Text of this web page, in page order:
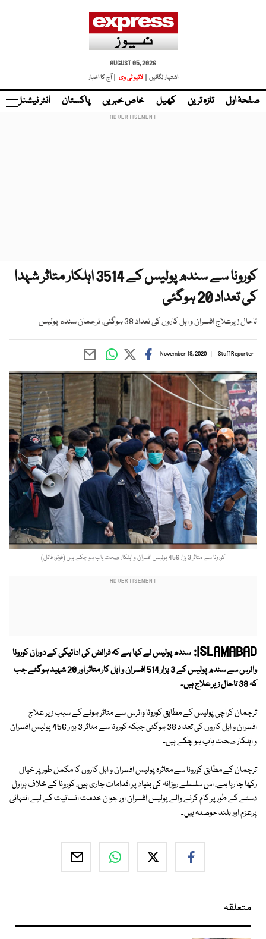
AUGUST 05, 2026
اشتہار لگائیں |
لائیو ٹی وی | آج کا اخبار
صفحۂ اول تازہ ترین کھیل خاص خبریں پاکستان انٹر نیشنل
کورونا سے سندھ پولیس کے 3514 اہلکار متاثر شہدا
کی تعداد 20 ہوگئی
تاحال زیرعلاج افسران و اہل کاروں کی تعداد 38 ہوگئی، ترجمان سندھ پولیس
Staff Reporter
November 19, 2020
کورونا سے متاثر 3 ہزار 456 پولیس افسران و اہلکار صحت یاب ہو چکے ہیں (فوٹو: فائل)
ISLAMABAD: سندھ پولیس نے کہا ہے کہ فرائض کی ادائیگی کے دوران کورونا
وائرس سے سندھ پولیس کے 3 ہزار 514 افسران و اہل کار متاثر اور 20 شہید ہوگئے جب
کہ 38 تاحال زیر علاج ہیں۔
ترجمان کراچی پولیس کے مطابق کورونا وائرس سے متاثر ہونے کے سبب زیر علاج
افسران و اہل کاروں کی تعداد 38 ہوگئی جبکہ کورونا سے متاثر 3 ہزار 456 پولیس افسران
و اہلکار صحت یاب ہو چکے ہیں۔
ترجمان کے مطابق کورونا سے متاثرہ پولیس افسران و اہل کاروں کا مکمل طور پر خیال
رکھا جا رہا ہے، اس سلسلے روزانہ کی بنیاد پر اقدامات جاری ہیں، کورونا کے خلاف ہراول
دستے کے طور پر کام کرنے والے پولیس افسران اور جوان خدمت انسانیت کے لیے انتہائی
پرعزم اور بلند حوصلہ ہیں۔
متعلقہ